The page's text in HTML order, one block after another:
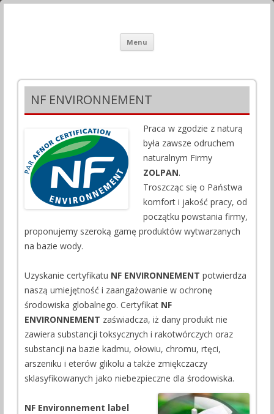
Systemy Dekoracyjne, Farby,
Menu
NF ENVIRONNEMENT
Praca w zgodzie z naturą
była zawsze odruchem
naturalnym Firmy
ZOLPAN.
Troszcząc się o Państwa
komfort i jakość pracy, od
początku powstania firmy,
proponujemy szeroką gamę produktów wytwarzanych
na bazie wody.
Uzyskanie certyfikatu NF ENVIRONNEMENT potwierdza
naszą umiejętność i zaangażowanie w ochronę
środowiska globalnego. Certyfikat NF
ENVIRONNEMENT zaświadcza, iż dany produkt nie
zawiera substancji toksycznych i rakotwórczych oraz
substancji na bazie kadmu, ołowiu, chromu, rtęci,
arszeniku i eterów glikolu a także zmiękczaczy
sklasyfikowanych jako niebezpieczne dla środowiska.
NF Environnement label